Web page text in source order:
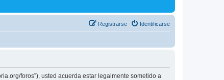
Identificarse
Registrarse
foros”), usted acuerda estar legalmente sometido a